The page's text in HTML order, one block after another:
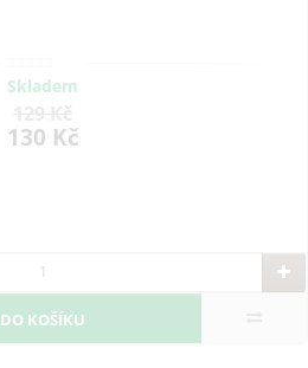
Skladem
130 Kč
DO KOŠÍKU